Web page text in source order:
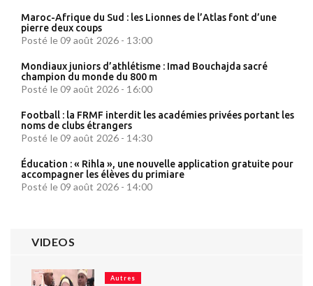
Maroc-Afrique du Sud : les Lionnes de l’Atlas font d’une
pierre deux coups
Posté le 09 août 2026 - 13:00
Mondiaux juniors d’athlétisme : Imad Bouchajda sacré
champion du monde du 800 m
Posté le 09 août 2026 - 16:00
Football : la FRMF interdit les académies privées portant les
noms de clubs étrangers
Posté le 09 août 2026 - 14:30
Éducation : « Rihla », une nouvelle application gratuite pour
accompagner les élèves du primiare
Posté le 09 août 2026 - 14:00
VIDEOS
Autres